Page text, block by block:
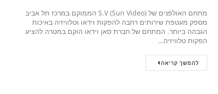
מתחם האולפנים של S.V (Sun Video) הממוקם במרכז תל אביב
מספק מעטפת שירותים רחבה להפקות וידאו וטלוויזיה באיכות
הגבהה ביותר. המתחם של חברת סאן וידאו הוקם במטרה להציע
הפקות טלוויזיה…
להמשך קריאה